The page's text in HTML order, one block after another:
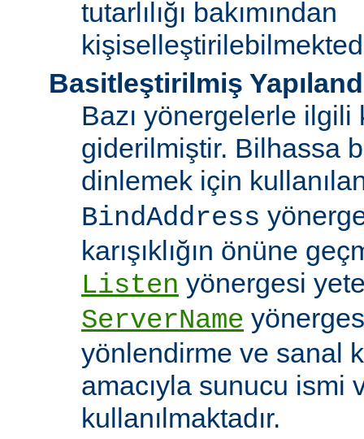
tutarlılığı bakımından
Basitleştirilmiş
Bazı yönergelerle ilgili
giderilmiştir. Bilhassa
dinlemek için
BindAddress
karışıklığın önüne
Listen yönergesi
ServerName
yönlendirme ve sanal
amacıyla sunucu ismi
kullanılmaktadır.